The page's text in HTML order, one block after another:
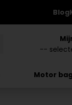
Blog
Motor